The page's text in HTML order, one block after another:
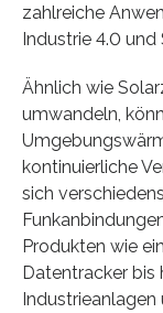
zahlreiche
Industrie 4.0 und
Ähnlich wie
umwandeln,
kontinuierliche
sich
Produkten wie
Datentracker bis